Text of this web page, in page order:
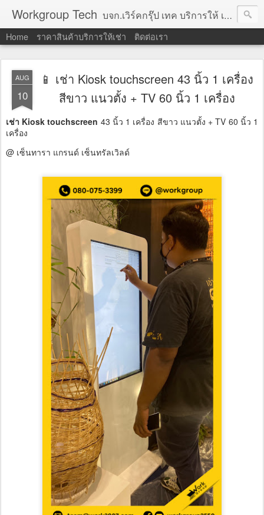
Workgroup Tech บจก.เวิร์คกรุ๊ป เทค บริการให้ เช่าคอมพิวเตอร์ โน้ตบุ๊ค โปรเจคเตอร์ ทีวีจอแบน จอทัชสกรีน ตู้คีออส วีดีโอวอล และอุปกรณ์อื่น ๆ บริการให้เช่าเป็น รายวัน
Home ราคาสินค้าบริการให้เช่า ติดต่อเรา
AUG
10
📱 เช่า Kiosk touchscreen 43 นิ้ว 1 เครื่อง
สีขาว แนวตั้ง + TV 60 นิ้ว 1 เครื่อง
เช่า Kiosk touchscreen 43 นิ้ว 1 เครื่อง สีขาว แนวตั้ง + TV 60 นิ้ว 1
เครื่อง
@ เซ็นทารา แกรนด์ เซ็นทรัลเวิลด์